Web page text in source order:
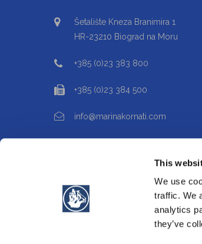
This
We use
traffic. We
analytics
they’ve
Šetalište Kneza Branimira 1
HR-23210 Biograd na Moru
+385 (0)23 383 800
+385 (0)23 384 500
info@marinakornati.com